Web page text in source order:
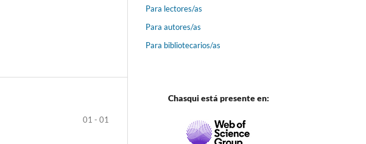
01 - 01
Para lectores/as
Para autores/as
Para bibliotecarios/as
Chasqui está presente en: